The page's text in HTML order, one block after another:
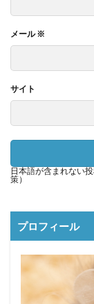
メール※
サイト
日本語が含まれない
策）
プロフィール